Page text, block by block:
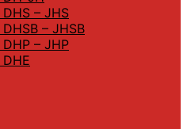
– JHS
– JHSB
– JHP